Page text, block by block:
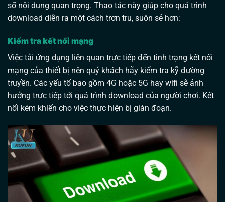
số nội dung quan trọng. Thao tác này giúp cho quá trình
download diễn ra một cách trơn tru, suôn sẻ hơn:
Kiểm tra kết nối mạng
Việc tải ứng dụng liên quan trực tiếp đến tình trạng kết nối
mạng của thiết bị nên quý khách hãy kiểm tra kỹ đường
truyền. Các yếu tố bao gồm 4G hoặc 5G hay wifi sẽ ảnh
hưởng trực tiếp tới quá trình download của người chơi. Kết
nối kém khiến cho việc thực hiện bị gián đoạn.